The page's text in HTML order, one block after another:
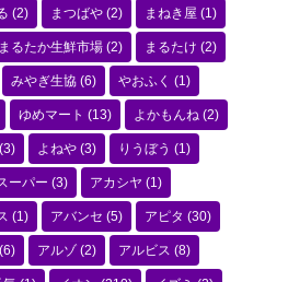
(2) まつばや (2) まねき屋 (1)
まるたか生鮮市場 (2) まるたけ (2)
みやぎ生協 (6) やおふく (1)
ゆめマート (13) よかもんね (2)
(3) よねや (3) りうぼう (1)
ーパー (3) アカシヤ (1)
(1) アバンセ (5) アピタ (30)
(6) アルゾ(2) アルビス (8)